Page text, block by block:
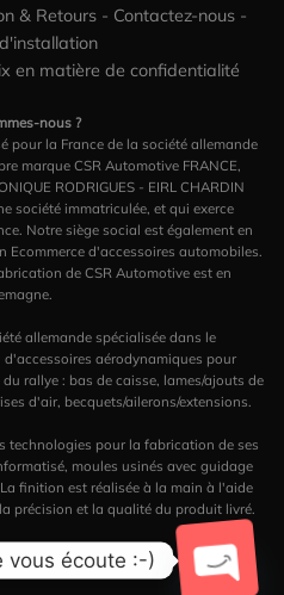
& Retours- Contactez-nous-
en matière de confidentialité
nous ?
pour la France de la société allemande
marque CSR Automotive FRANCE,
RODRIGUES - EIRL CHARDIN
société immatriculée, et qui exerce
Notre siège social est également en
Ecommerce d'accessoires automobiles.
de CSR Automotive est en
allemande spécialisée dans le
aérodynamiques pour
rallye : bas de caisse, lames/ajouts de
d'air, becquets/ailerons/extensions.
technologies pour la fabrication de ses
moules usinés avec guidage
finition est réalisée à la main à l'aide
précision et la qualité du produit livré.
vous écoute :-)